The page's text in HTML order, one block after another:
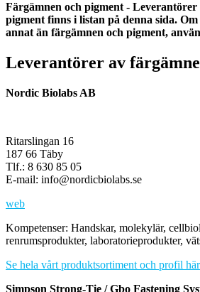
Färgämnen och pigment - Leverantörer
pigment finns i listan på denna sida. Om
annat än färgämnen och pigment,
Leverantörer av
Nordic Biolabs AB
Ritarslingan 16
187 66 Täby
Tlf.: 8 630 85 05
E-mail: info@nordicbiolabs.se
web
Kompetenser: Handskar, molekylär,
renrumsprodukter, laboratorieprodukter,
Se hela vårt produktsortiment och profil här
Simpson Strong-Tie / Gbo Fastening